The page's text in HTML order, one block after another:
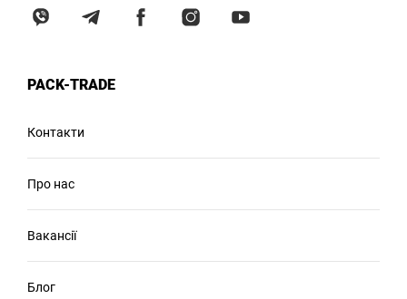
PACK-TRADE
Контакти
Про нас
Вакансії
Блог